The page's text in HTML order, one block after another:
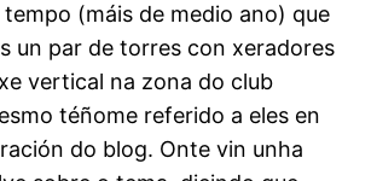
(máis de medio ano) que
un par de torres con xeradores
vertical na zona do club
téñome referido a eles en
do blog. Onte vin unha